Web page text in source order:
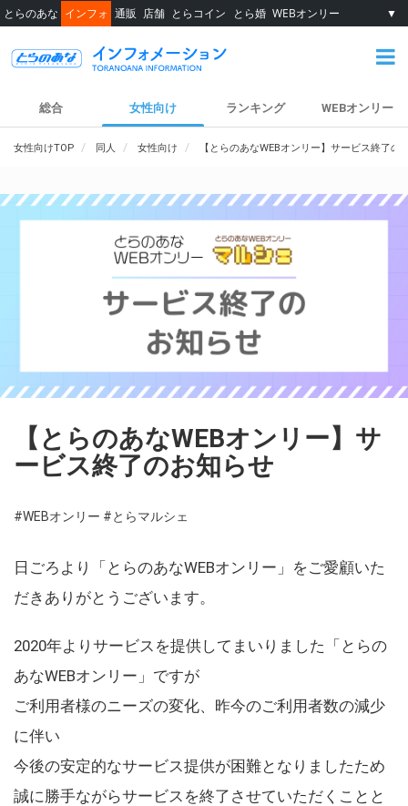
とらのあな インフォ 通販 店舗 とらコイン とら婚 WEBオンリー ▼
総合 女性向け ランキング WEBオンリー
女性向けTOP 同人 女性向け 【とらのあなWEBオンリー】サービス終了の
【とらのあなWEBオンリー】サ
ービス終了のお知らせ
#WEBオンリー #とらマルシェ
日ごろより「とらのあなWEBオンリー」をご愛顧いた
だきありがとうございます。
2020年よりサービスを提供してまいりました「とらの
あなWEBオンリー」ですが
ご利用者様のニーズの変化、昨今のご利用者数の減少
に伴い
今後の安定的なサービス提供が困難となりましたため
誠に勝手ながらサービスを終了させていただくことと